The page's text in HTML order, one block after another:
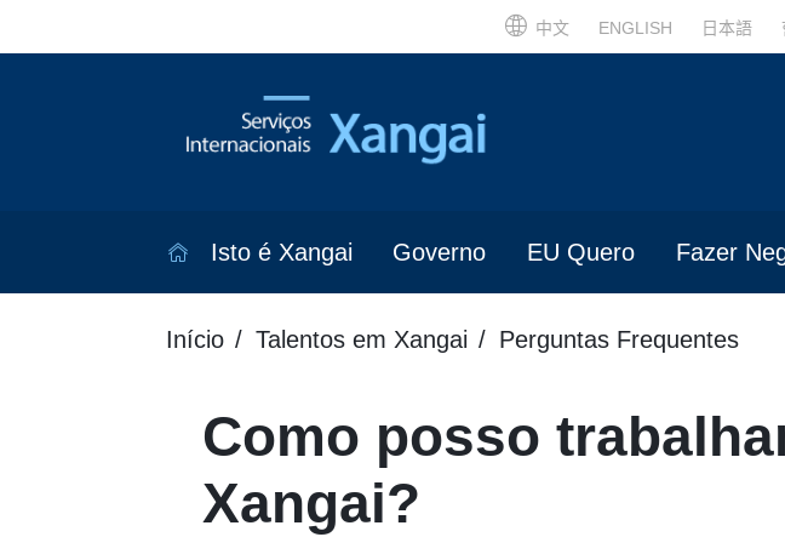
中文 ENGLISH 日本語
Isto é Xangai Governo EU Quero Fazer
Início Talentos em Xangai Perguntas Frequentes
Como posso
Xangai?